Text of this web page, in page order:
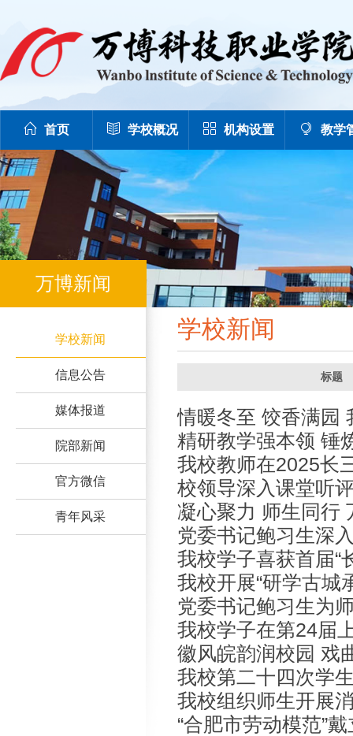
首页 学校概况 机构设置 教学
万博新闻
学校新闻
信息公告
媒体报道
院部新闻
官方微信
青年风采
学校新闻
标题
情暖冬至 饺香满园
包“团圆饺”
精研教学强本领 锤
——我校举办第十
我校教师在2025长
院校（皖沪）技能
校领导深入课堂听
凝心聚力 师生同行
学院举办师生拔河
党委书记鲍习生深
我校学子喜获首届“
沪）职业院校技能
我校开展“研学古城
人启新程”主题党日
党委书记鲍习生为
政课
我校学子在第24届
广告节喜获佳绩
徽风皖韵润校园 戏
——“2025年校园大
我校第二十四次学
召开
我校组织师生开展
“合肥市劳动模范”